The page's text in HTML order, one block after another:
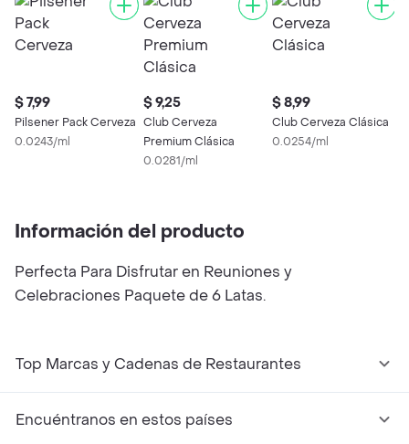
$ 7,99
Pilsener Pack Cerveza
0.0243/ml
$ 9,25
Club Cerveza
Premium Clásica
0.0281/ml
$ 8,99
Club Cerveza Clásica
0.0254/ml
Información del producto
Perfecta Para Disfrutar en Reuniones y
Celebraciones Paquete de 6 Latas.
Top Marcas y Cadenas de Restaurantes
Encuéntranos en estos países